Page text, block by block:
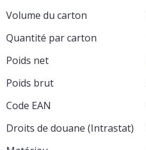
Volume du carton
Quantité par carton
Poids net
Poids brut
Code EAN
Droits de douane (Intrastat)